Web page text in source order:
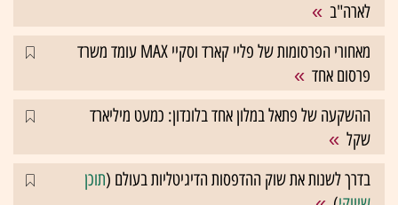
לארה"ב
מאחורי הפרסומות של פליי קארד וסקיי MAX עומד משרד
פרסום אחד
ההשקעה של פתאל במלון אחד בלונדון: כמעט מיליארד
שקל
בדרך לשנות את שוק ההדפסות הדיגיטליות בעולם (תוכן